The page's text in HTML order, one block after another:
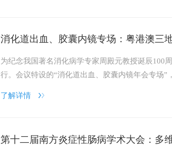
消化道出血、胶囊内镜专场：粤港澳三
为纪念我国著名消化病学专家周殿元教授诞辰100
行。会议特设的“消化道出血、胶囊内镜年会专场
了解详情
第十二届南方炎症性肠病学术大会：多